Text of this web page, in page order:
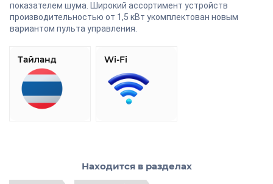
показателем шума. Широкий ассортимент устройств
производительностью от 1,5 кВт укомплектован новым
вариантом пульта управления.
Тайланд Wi-Fi
Находится в разделах